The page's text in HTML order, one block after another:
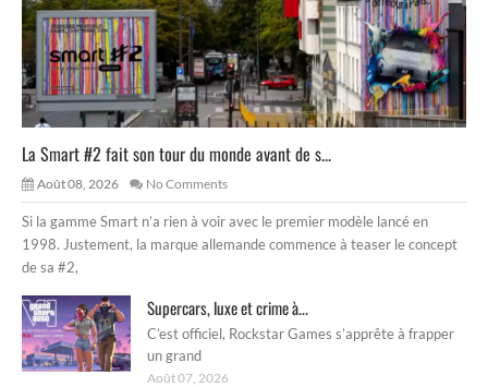
La Smart #2 fait son tour du monde avant de s...
Août 08, 2026 No Comments
Si la gamme Smart n’a rien à voir avec le premier modèle lancé en
1998. Justement, la marque allemande commence à teaser le concept
de sa #2,
Supercars, luxe et crime à...
C’est officiel, Rockstar Games s’apprête à frapper
un grand
Août 07, 2026